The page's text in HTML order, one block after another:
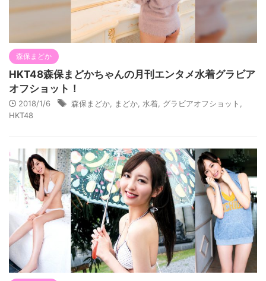
森保まどか
HKT48森保まどかちゃんの月刊エンタメ水着グラビア
オフショット！
2018/1/6 森保まどか まどか 水着 グラビアオフショット
HKT48